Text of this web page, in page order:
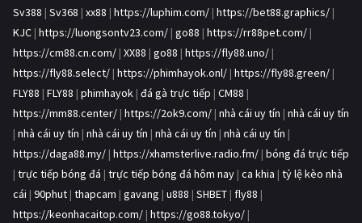
Sv388 | Sv368 | xx88 | https://luphim.com/ | https://bet88.graphics/ |
KJC | https://luongsontv23.com/ | go88 | https://rr88pet.com/ |
https://cm88.cn.com/ | XX88 | go88 | https://fly88.uno/ |
https://fly88.select/ | https://phimhayok.onl/ | https://fly88.green/ |
FLY88 | FLY88 | phimhayok | đá gà trực tiếp | CM88 |
https://mm88.center/ | https://2ok9.com/ | nhà cái uy tín | nhà cái uy tín
| nhà cái uy tín | nhà cái uy tín | nhà cái uy tín | nhà cái uy tín |
https://daga88.my/ | https://xhamsterlive.radio.fm/ | bóng đá trực tiếp
| trực tiếp bóng đá | trực tiếp bóng đá hôm nay | ca khia | tỷ lệ kèo nhà
cái | 90phut | thapcam | gavang | u888 | SHBET | fly88 |
https://keonhacaitop.com/ | https://go88.tokyo/ |